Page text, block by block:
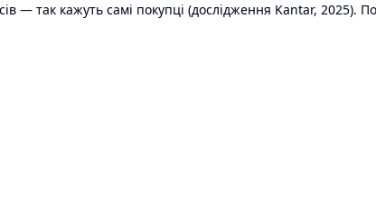
— так кажуть самі покупці (дослідження Kantar, 2025).